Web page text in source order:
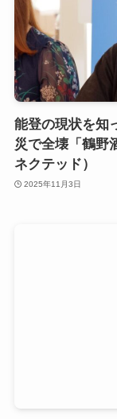
能登の現状を知
災で全壊「鶴野
ネクテッド）
2025年11月3日